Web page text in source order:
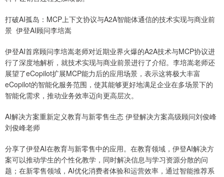
打破AI孤岛：MCP上下文协议与A2A智能体通信的技术实现与商业前
景 伊登AI顾问李培嵩
伊登AI首席顾问李培嵩老师对近期业界火爆的A2A技术与MCP协议进
行了深度地解析，就技术实现与商业前景进行了介绍。李培嵩老师还
展望了eCopilot扩展MCP能力后的应用场景，表示这将极大丰富
eCopilot的智能化服务范围，使其能够更好地满足企业在多场景下的
智能化需求，推动业务效率迈向更高层次。
AI解决方案重新定义教育与新零售生态 伊登解决方案高级顾问刘俊峰
刘俊峰老师
分享了伊登AI在教育与新零售中的应用。在教育领域，伊登AI解决方
案可以推动学生的个性化教学，同时解决信息与学习资源分散的问
题；在新零售领域，AI优化消费者体验和运营效率，通过智能推荐系